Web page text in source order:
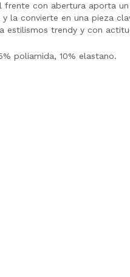
frente con abertura aporta
la convierte en una pieza
estilismos trendy y con
poliamida, 10% elastano.